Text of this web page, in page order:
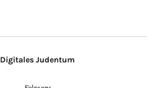
Digitales Judentum